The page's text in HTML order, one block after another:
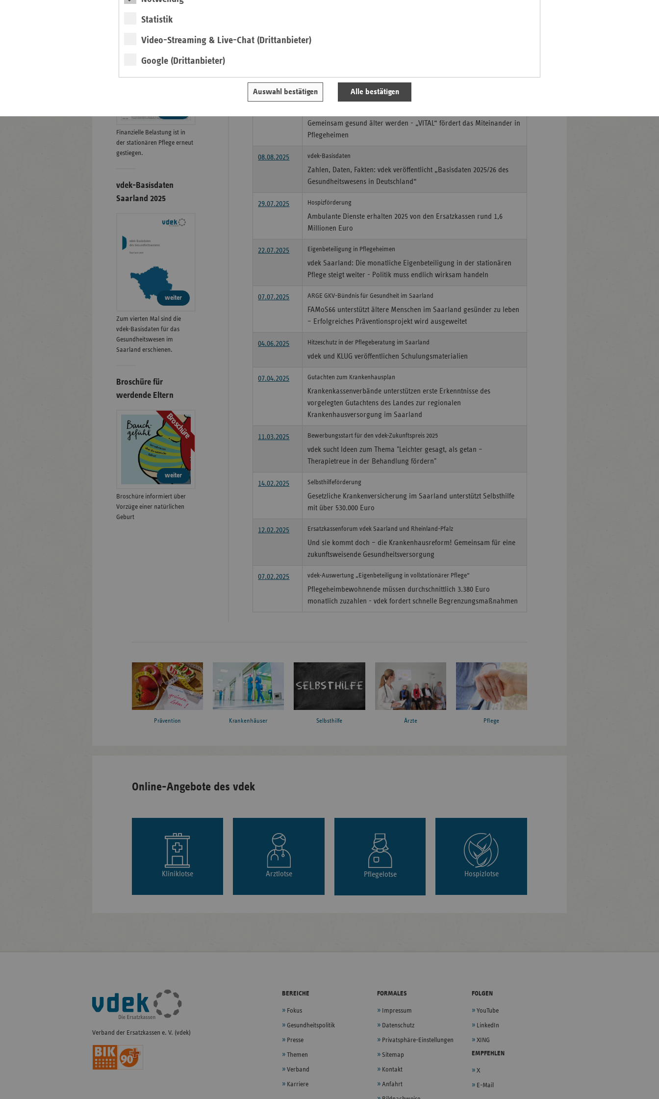
Statistik
Video-Streaming & Live-Chat (Drittanbieter)
Google (Drittanbieter)
Auswahl bestätigen Alle bestätigen
Thüringen
Kassenärztlichen Vereinigung startet zum 1. Oktober 2025 im
01.09.2025
Ersatzkassen versichern fast 343.000 Saarländer:innen
Gemeinsam gesund älter werden - „VITAL“ fördert das Miteinander in
Pflegeheimen
08.08.2025 vdek-Basisdaten
Zahlen, Daten, Fakten: vdek veröffentlicht „Basisdaten 2025/26 des
Gesundheitswesens in Deutschland“
29.07.2025 Hospizförderung
Ambulante Dienste erhalten 2025 von den Ersatzkassen rund 1,6
Millionen Euro
22.07.2025 Eigenbeteiligung in Pflegeheimen
vdek Saarland: Die monatliche Eigenbeteiligung in der stationären
Pflege steigt weiter - Politik muss endlich wirksam handeln
07.07.2025 ARGE GKV-Bündnis für Gesundheit im Saarland
FAMoS66 unterstützt ältere Menschen im Saarland gesünder zu leben
– Erfolgreiches Präventionsprojekt wird ausgeweitet
04.06.2025 Hitzeschutz in der Pflegeberatung im Saarland
vdek und KLUG veröffentlichen Schulungsmaterialien
07.04.2025 Gutachten zum Krankenhausplan
Krankenkassenverbände unterstützen erste Erkenntnisse des
vorgelegten Gutachtens des Landes zur regionalen
Krankenhausversorgung im Saarland
11.03.2025 Bewerbungsstart für den vdek-Zukunftspreis 2025
vdek sucht Ideen zum Thema "Leichter gesagt, als getan –
Therapietreue in der Behandlung fördern"
14.02.2025 Selbsthilfeförderung
Gesetzliche Krankenversicherung im Saarland unterstützt Selbsthilfe
mit über 530.000 Euro
12.02.2025 Ersatzkassenforum vdek Saarland und Rheinland-Pfalz
Und sie kommt doch – die Krankenhausreform! Gemeinsam für eine
zukunftsweisende Gesundheitsversorgung
07.02.2025 vdek-Auswertung „Eigenbeteiligung in vollstationärer Pflege“
Pflegeheimbewohnende müssen durchschnittlich 3.380 Euro
monatlich zuzahlen - vdek fordert schnelle Begrenzungsmaßnahmen
stat. Pflege zum
01.01.2026
Finanzielle Belastung ist in
der stationären Pflege erneut
gestiegen.
vdek-Basisdaten
Saarland 2025
weiter
Zum vierten Mal sind die
vdek-Basisdaten für das
Gesundheitswesen im
Saarland erschienen.
Broschüre für
werdende Eltern
Broschüre
weiter
Broschüre informiert über
Vorzüge einer natürlichen
Geburt
Prävention Krankenhäuser Selbsthilfe Ärzte Pflege
Online-Angebote des vdek
Kliniklotse Arztlotse Pflegelotse Hospizlotse
Fußleisten-
Navigation
Verband der Ersatzkassen e. V. (vdek)
BEREICHE
Fokus
Gesundheitspolitik
Presse
Themen
Verband
Karriere
FORMALES
Impressum
Datenschutz
Privatsphäre-Einstellungen
Sitemap
Kontakt
Anfahrt
FOLGEN
YouTube
LinkedIn
XING
EMPFEHLEN
X
E-Mail